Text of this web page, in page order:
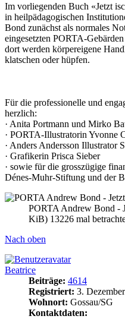
Im vorliegenden Buch «Jetzt
in heilpädagogischen
Bond zunächst als normales
eingesetzten PORTA-
dort werden körpereigene
klatschen oder hüpfen.
Für die professionelle und
herzlich:
· Anita Portmann und Mirko
· PORTA-Illustratorin Yvonne
· Anders Andersson Illustrator
· Grafikerin Prisca Sieber
· sowie für die grosszügige
Dénes-Muhr-Stiftung und der
PORTA Andrew Bond -
KiB) 13226 mal
Nach oben
Beatrice
Beiträge: 4614
Registriert: 3.
Wohnort: Gossau/SG
Kontaktdaten: